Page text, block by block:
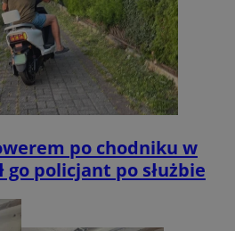
po chodniku w
go policjant po służbie